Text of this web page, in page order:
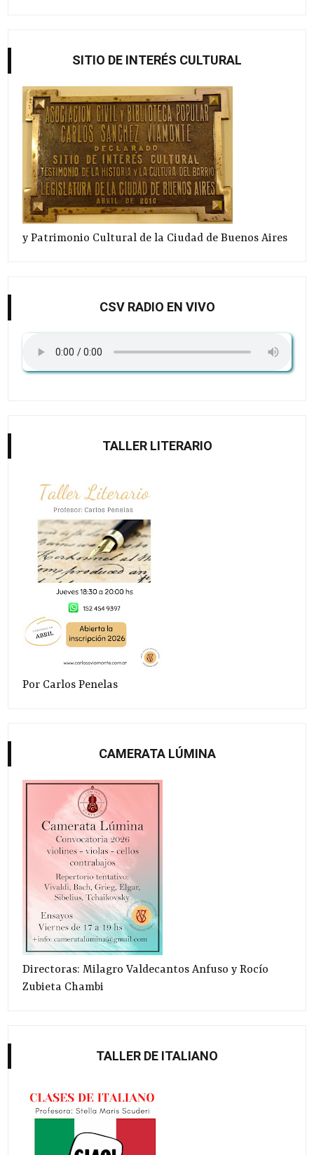
SITIO DE INTERÉS CULTURAL
y Patrimonio Cultural de la Ciudad de Buenos Aires
CSV RADIO EN VIVO
TALLER LITERARIO
Por Carlos Penelas
CAMERATA LÚMINA
Directoras: Milagro Valdecantos Anfuso y Rocío
Zubieta Chambi
TALLER DE ITALIANO